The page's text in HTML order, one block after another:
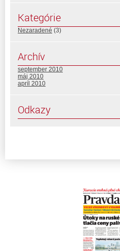
Kategórie
Nezaradené (3)
Archív
september 2010
máj 2010
apríl 2010
Odkazy